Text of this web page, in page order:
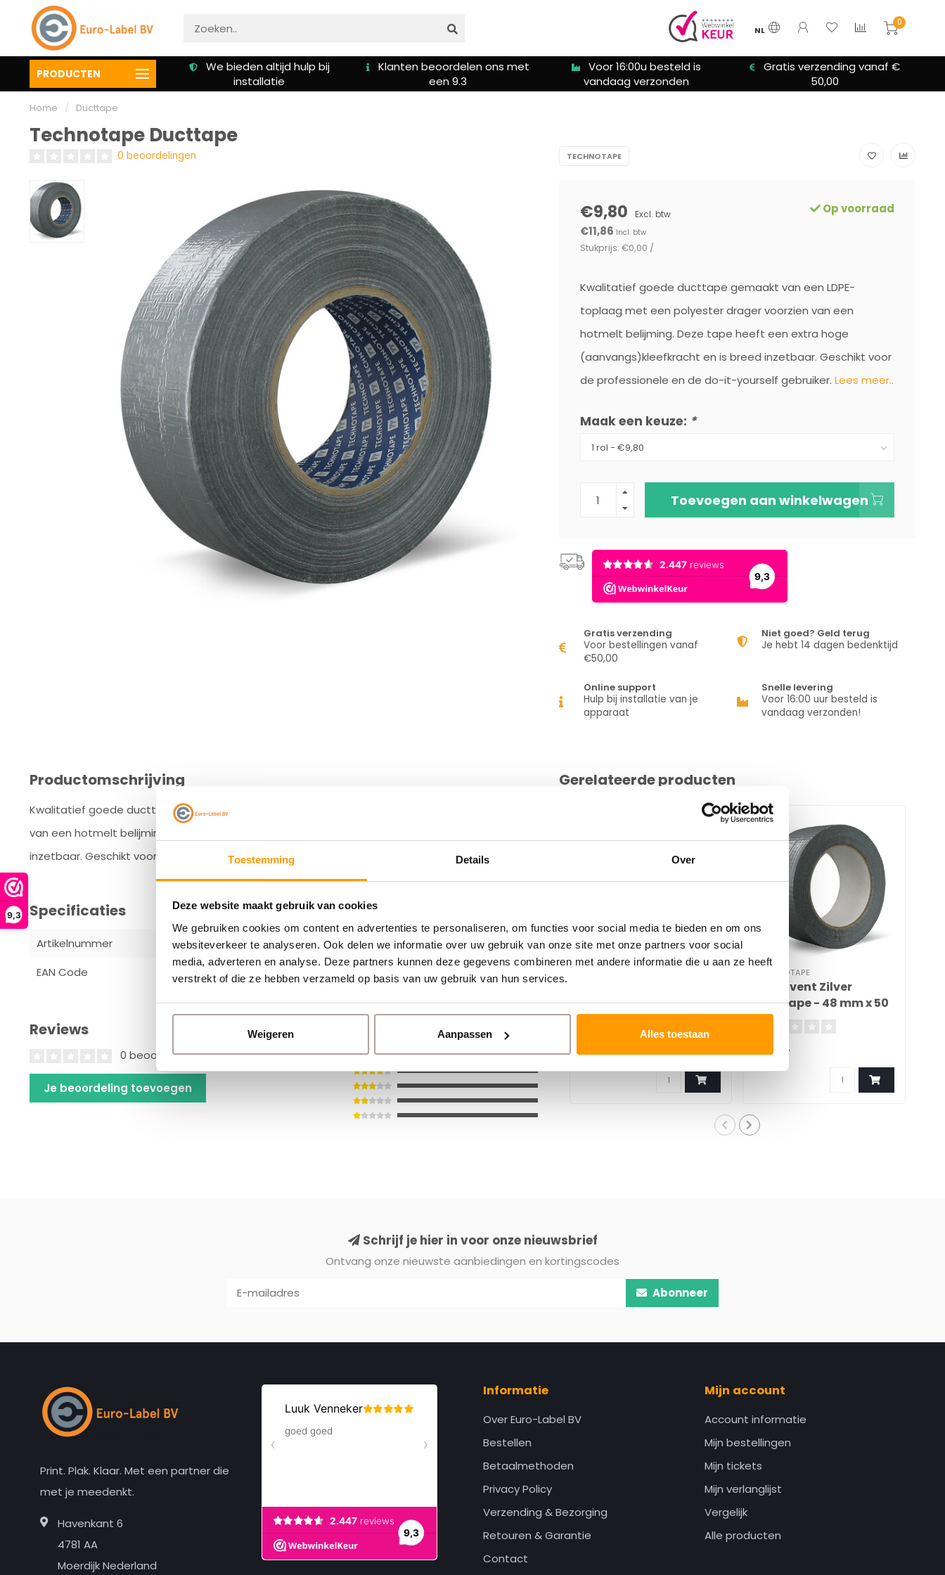
Toestemming Details Over
Deze website maakt gebruik van cookies
We gebruiken cookies om content en advertenties te personaliseren, om functies voor social media te bieden en om ons
websiteverkeer te analyseren. Ook delen we informatie over uw gebruik van onze site met onze partners voor social
media, adverteren en analyse. Deze partners kunnen deze gegevens combineren met andere informatie die u aan ze heeft
verstrekt of die ze hebben verzameld op basis van uw gebruik van hun services.
Weigeren Aanpassen Alles toestaan
9,3
NL
0
PRODUCTEN
We bieden altijd hulp bij
installatie
Klanten beoordelen ons met
een 9.3
Voor 16:00u besteld is
vandaag verzonden
Gratis verzending vanaf €
50,00
We bieden altijd hulp bij
installatie
Home / Ducttape
Technotape Ducttape
0 beoordelingen TECHNOTAPE
€9,80 Excl. btw
€11,86 Incl. btw
Op voorraad
Stukprijs: €0,00 /
Kwalitatief goede ducttape gemaakt van een LDPE-
toplaag met een polyester drager voorzien van een
hotmelt belijming. Deze tape heeft een extra hoge
(aanvangs)kleefkracht en is breed inzetbaar. Geschikt voor
de professionele en de do-it-yourself gebruiker. Lees meer..
Maak een keuze: *
Toevoegen aan winkelwagen
Gratis verzending
Voor bestellingen vanaf
€50,00
Niet goed? Geld terug
Je hebt 14 dagen bedenktijd
Online support
Hulp bij installatie van je
apparaat
Snelle levering
Voor 16:00 uur besteld is
vandaag verzonden!
Productomschrijving
Kwalitatief goede ducttape gemaakt van een LDPE-toplaag met een polyester drager voorzien
van een hotmelt belijming. Deze tape heeft een extra hoge (aanvangs)kleefkracht en is breed
inzetbaar. Geschikt voor de professionele en de do-it-yourself gebruiker.
Specificaties
Artikelnummer
TTA00215
EAN Code
8717311010155
Reviews
0 beoordelingen
Je beoordeling toevoegen
Gerelateerde producten
TECHNOTAPE
311 Solvent Zilver
Ducttape - 48 mm x 50
m
€6,74
Schrijf je hier in voor onze nieuwsbrief
Ontvang onze nieuwste aanbiedingen en kortingscodes
Abonneer
Print. Plak. Klaar. Met een partner die
met je meedenkt.
Havenkant 6
4781 AA
Moerdijk Nederland
Informatie
Over Euro-Label BV
Bestellen
Betaalmethoden
Privacy Policy
Verzending & Bezorging
Retouren & Garantie
Contact
Mijn account
Account informatie
Mijn bestellingen
Mijn tickets
Mijn verlanglijst
Vergelijk
Alle producten